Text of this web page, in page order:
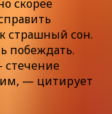
скорее
страшный сон.
побеждать.
— цитирует